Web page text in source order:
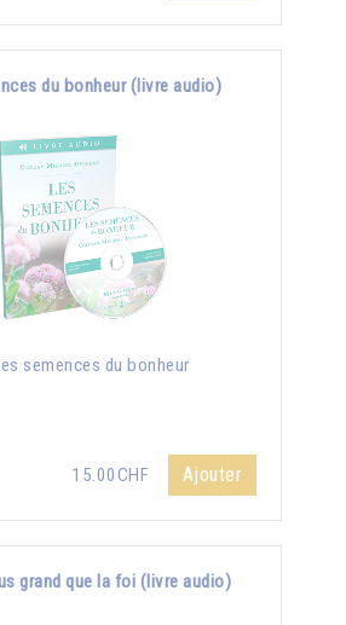
du bonheur (livre audio)
semences du bonheur
15.00CHF Ajouter
grand que la foi (livre audio)